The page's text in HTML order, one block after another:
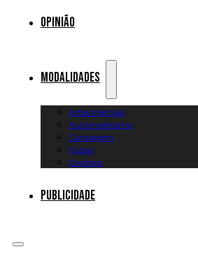
Opinião
Modalidades
Artes Marciais
Automobilismo
Canoagem
Futsal
Diversos
Publicidade